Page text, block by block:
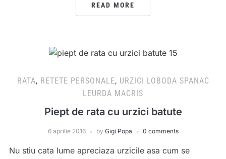
READ MORE
RATA, RETETE PERSONALE, URZICI LOBODA SPANAC
LEURDA MACRIS
Piept de rata cu urzici batute
6 aprilie 2016 by Gigi Popa 0 comments
Nu stiu cata lume apreciaza urzicile asa cum se